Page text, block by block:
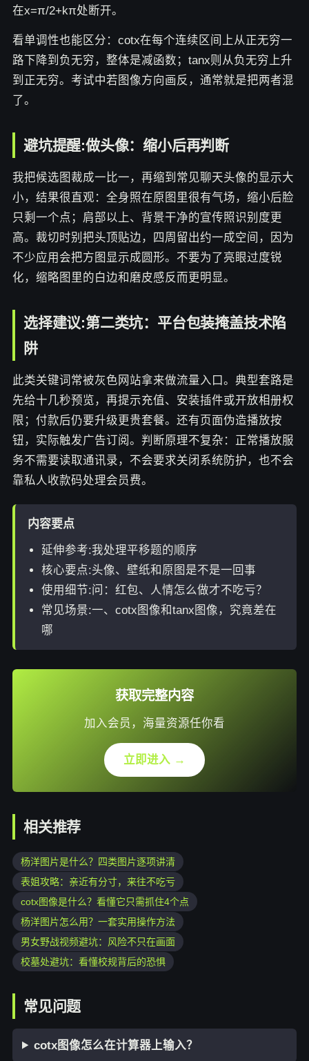
在x=π/2+kπ处断开。
看单调性也能区分：cotx在每个连续区间上从正无穷一
路下降到负无穷，整体是减函数；tanx则从负无穷上升
到正无穷。考试中若图像方向画反，通常就是把两者混
了。
避坑提醒:做头像：缩小后再判断
我把候选图裁成一比一，再缩到常见聊天头像的显示大
小，结果很直观：全身照在原图里很有气场，缩小后脸
只剩一个点；肩部以上、背景干净的宣传照识别度更
高。裁切时别把头顶贴边，四周留出约一成空间，因为
不少应用会把方图显示成圆形。不要为了亮眼过度锐
化，缩略图里的白边和磨皮感反而更明显。
选择建议:第二类坑：平台包装掩盖技术陷
阱
此类关键词常被灰色网站拿来做流量入口。典型套路是
先给十几秒预览，再提示充值、安装插件或开放相册权
限；付款后仍要升级更贵套餐。还有页面伪造播放按
钮，实际触发广告订阅。判断原理不复杂：正常播放服
务不需要读取通讯录，不会要求关闭系统防护，也不会
靠私人收款码处理会员费。
内容要点
延伸参考:我处理平移题的顺序
核心要点:头像、壁纸和原图是不是一回事
使用细节:问：红包、人情怎么做才不吃亏？
常见场景:一、cotx图像和tanx图像，究竟差在
哪
获取完整内容
加入会员，海量资源任你看
立即进入 →
相关推荐
杨洋图片是什么？四类图片逐项讲清
表姐攻略：亲近有分寸，来往不吃亏
cotx图像是什么？看懂它只需抓住4个点
杨洋图片怎么用？一套实用操作方法
男女野战视频避坑：风险不只在画面
校墓处避坑：看懂校规背后的恐惧
常见问题
cotx图像怎么在计算器上输入？